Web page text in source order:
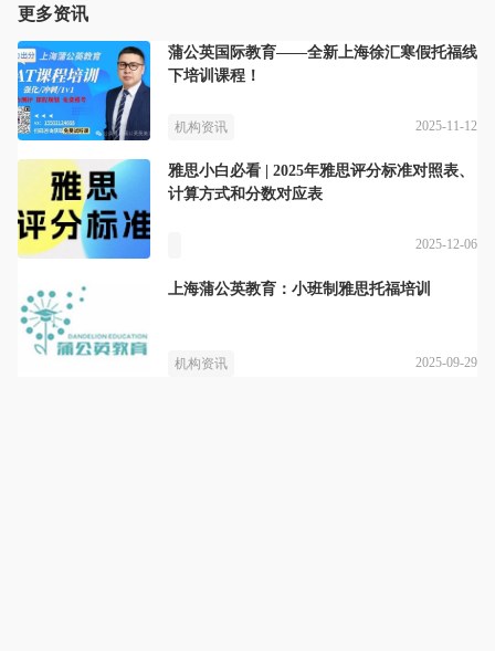
更多资讯
蒲公英国际教育——全新上海徐汇寒假托福线
下培训课程！
机构资讯 2025-11-12
雅思小白必看 | 2025年雅思评分标准对照表、
计算方式和分数对应表
2025-12-06
上海蒲公英教育：小班制雅思托福培训
机构资讯 2025-09-29